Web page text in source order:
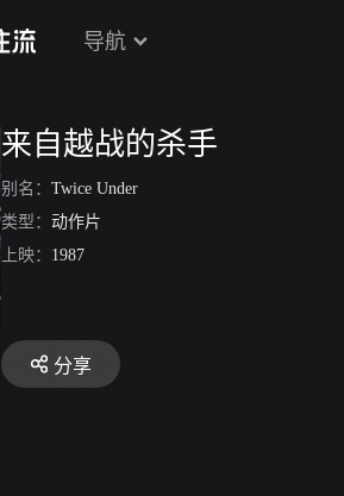
导航
来自越战的杀手
别名： Twice Under
类型： 动作片
上映： 1987
分享